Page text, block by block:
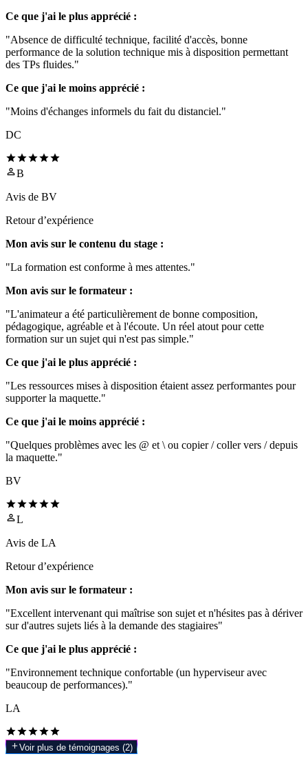
Ce que j'ai le plus apprécié :
"Absence de difficulté technique, facilité d'accès, bonne
performance de la solution technique mis à disposition permettant
des TPs fluides."
Ce que j'ai le moins apprécié :
"Moins d'échanges informels du fait du distanciel."
DC
B
Avis de BV
Retour d’expérience
Mon avis sur le contenu du stage :
"La formation est conforme à mes attentes."
Mon avis sur le formateur :
"L'animateur a été particulièrement de bonne composition,
pédagogique, agréable et à l'écoute. Un réel atout pour cette
formation sur un sujet qui n'est pas simple."
Ce que j'ai le plus apprécié :
"Les ressources mises à disposition étaient assez performantes pour
supporter la maquette."
Ce que j'ai le moins apprécié :
"Quelques problèmes avec les @ et \ ou copier / coller vers / depuis
la maquette."
BV
L
Avis de LA
Retour d’expérience
Mon avis sur le formateur :
"Excellent intervenant qui maîtrise son sujet et n'hésites pas à dériver
sur d'autres sujets liés à la demande des stagiaires"
Ce que j'ai le plus apprécié :
"Environnement technique confortable (un hyperviseur avec
beaucoup de performances)."
LA
Voir plus de témoignages (2)